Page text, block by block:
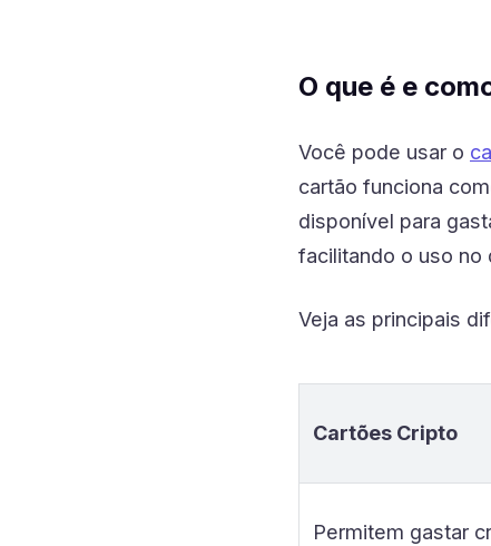
O que é e
Você pode usar o
cartão funciona
disponível para
facilitando o uso no
Veja as principais
Cartões Cripto
Permitem gastar